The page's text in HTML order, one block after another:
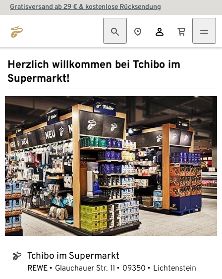
Gratisversand ab 29 € & kostenlose Rücksendung
Herzlich willkommen bei Tchibo im
Supermarkt!
tchibo_logo Tchibo im Supermarkt
REWE Glauchauer Str. 11 09350 Lichtenstein